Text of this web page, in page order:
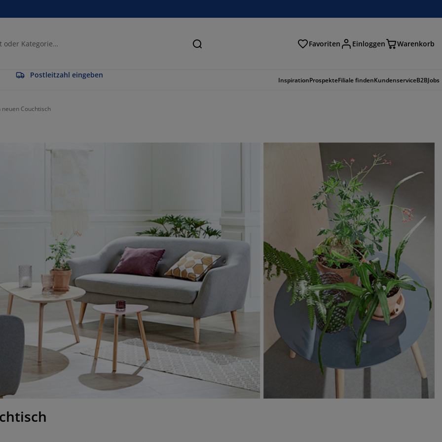
Suchen Favoriten Einloggen Warenkorb
Postleitzahl eingeben
InspirationProspekteFiliale findenKundenserviceB2BJobs
Couchtisch